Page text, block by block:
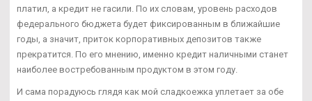
платил, а кредит не гасили. По их словам, уровень расходов
федерального бюджета будет фиксированным в ближайшие
годы, а значит, приток корпоративных депозитов также
прекратится. По его мнению, именно кредит наличными станет
наиболее востребованным продуктом в этом году.
И сама порадуюсь глядя как мой сладкоежка уплетает за обе